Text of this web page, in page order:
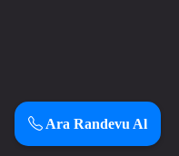
Ara Randevu Al